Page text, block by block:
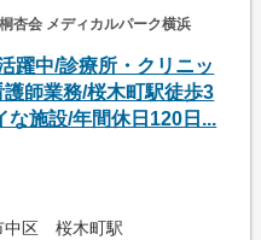
杏会 メディカルパーク横浜
躍中/診療所・クリニッ
護師業務/桜木町駅徒歩3
な施設/年間休日120日...
中区 桜木町駅